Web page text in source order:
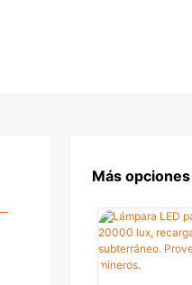
Más opciones